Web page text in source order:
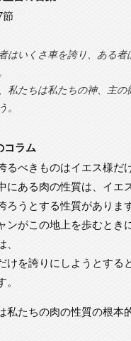
節
はいくさ車を誇り、ある者
私たちは私たちの神、主の
。
コラム
るべきものはイエス様だ
にある肉の性質は、イエ
ろうとする性質があります
ンがこの地上を歩むとき
けを誇りにしようとする
私たちの肉の性質の根本